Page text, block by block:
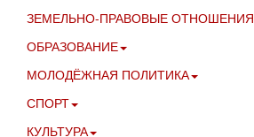
ЗЕМЕЛЬНО-ПРАВОВЫЕ ОТНОШЕНИЯ
ОБРАЗОВАНИЕ
МОЛОДЁЖНАЯ ПОЛИТИКА
СПОРТ
КУЛЬТУРА